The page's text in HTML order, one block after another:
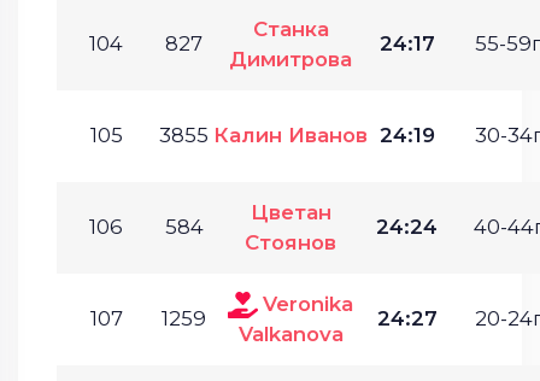
104 827
Станка
Димитрова
24:17 55-
105 3855 Калин Иванов 24:19 30-
106 584
Цветан
Стоянов
24:24 40-
107 1259
Veronika
Valkanova
24:27 20-